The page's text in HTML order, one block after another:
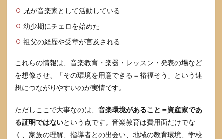
業や
歴か
推定
うい
理由
4
大希
の噂
を自
分で
兄が音楽家として活動している
幼少期にチェロを始めた
祖父の経歴や受章が言及される
これらの情報は、音楽教育・楽器・レッスン・発表の場など
を想像させ、「その環境を用意できる＝裕福そう」という連
想につながりやすいのが実情です。
ただしここで大事なのは、 音楽環境があること＝資産家であ
る証明ではないという点です。音楽教育は費用面だけでな
く、家族の理解、指導者との出会い、地域の教育環境、学校